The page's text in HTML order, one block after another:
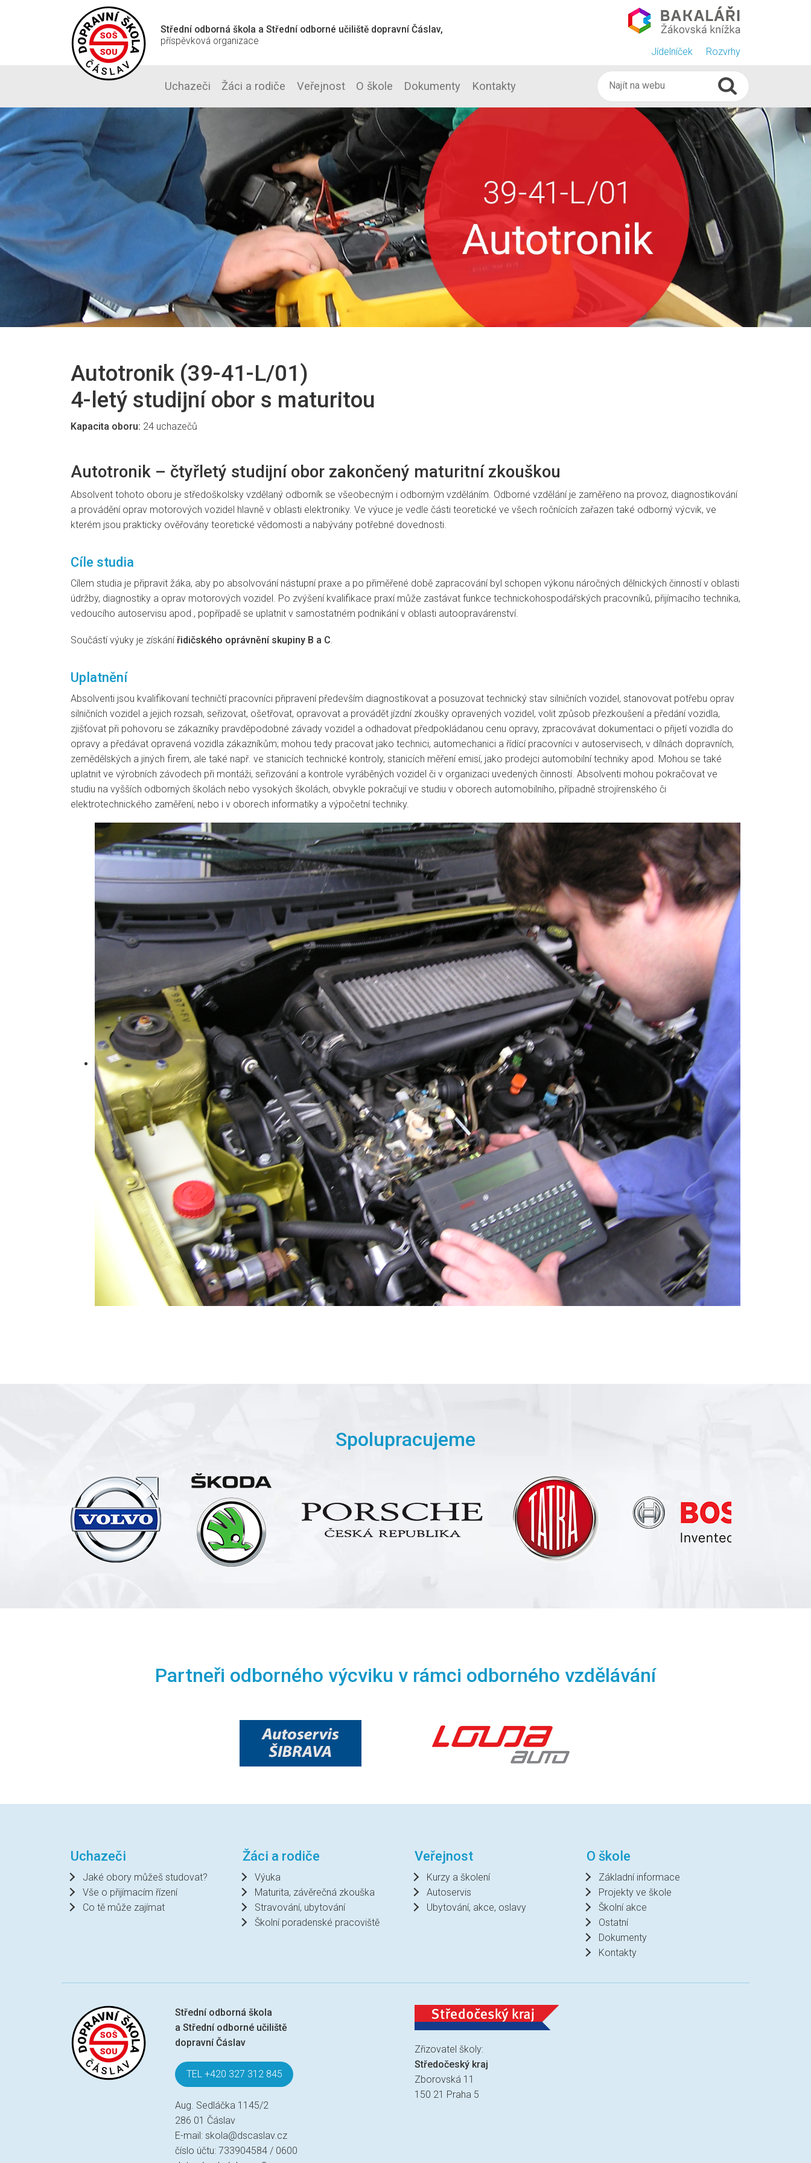
Střední odborná škola a Střední odborné učiliště dopravní Čáslav,
příspěvková organizace
Jídelníček
Rozvrhy
Uchazeči Žáci a rodiče Veřejnost O škole Dokumenty Kontakty
Autotronik (39-41-L/01)
4-letý studijní obor s maturitou
Kapacita oboru: 24 uchazečů
Autotronik – čtyřletý studijní obor zakončený maturitní zkouškou
Absolvent tohoto oboru je středoškolsky vzdělaný odborník se všeobecným i odborným vzděláním. Odborné vzdělání je zaměřeno na provoz, diagnostikování
a provádění oprav motorových vozidel hlavně v oblasti elektroniky. Ve výuce je vedle části teoretické ve všech ročnících zařazen také odborný výcvik, ve
kterém jsou prakticky ověřovány teoretické vědomosti a nabývány potřebné dovednosti.
Cíle studia
Cílem studia je připravit žáka, aby po absolvování nástupní praxe a po přiměřené době zapracování byl schopen výkonu náročných dělnických činností v oblasti
údržby, diagnostiky a oprav motorových vozidel. Po zvýšení kvalifikace praxí může zastávat funkce technickohospodářských pracovníků, přijímacího technika,
vedoucího autoservisu apod., popřípadě se uplatnit v samostatném podnikání v oblasti autoopravárenství.
Součástí výuky je získánířidičského oprávnění skupiny B a C
Uplatnění
Absolventi jsou kvalifikovaní techničtí pracovníci připravení především diagnostikovat a posuzovat technický stav silničních vozidel, stanovovat potřebu oprav
silničních vozidel a jejich rozsah, seřizovat, ošetřovat, opravovat a provádět jízdní zkoušky opravených vozidel, volit způsob přezkoušení a předání vozidla,
zjišťovat při pohovoru se zákazníky pravděpodobné závady vozidel a odhadovat předpokládanou cenu opravy, zpracovávat dokumentaci o přijetí vozidla do
opravy a předávat opravená vozidla zákazníkům; mohou tedy pracovat jako technici, automechanici a řídící pracovníci v autoservisech, v dílnách dopravních,
zemědělských a jiných firem, ale také např. ve stanicích technické kontroly, stanicích měření emisí, jako prodejci automobilní techniky apod. Mohou se také
uplatnit ve výrobních závodech při montáži, seřizování a kontrole vyráběných vozidel či v organizaci uvedených činností. Absolventi mohou pokračovat ve
studiu na vyšších odborných školách nebo vysokých školách, obvykle pokračují ve studiu v oborech automobilního, případně strojírenského či
elektrotechnického zaměření, nebo i v oborech informatiky a výpočetní techniky.
Spolupracujeme
Partneři odborného výcviku v rámci odborného vzdělávání
Uchazeči
Jaké obory můžeš studovat?
Vše o přijímacím řízení
Co tě může zajímat
Žáci a rodiče
Výuka
Maturita, závěrečná zkouška
Stravování, ubytování
Školní poradenské pracoviště
Veřejnost
Kurzy a školení
Autoservis
Ubytování, akce, oslavy
O škole
Základní informace
Projekty ve škole
Školní akce
Ostatní
Dokumenty
Kontakty
Střední odborná škola
a Střední odborné učiliště
dopravní Čáslav
TEL +420 327 312 845
Aug. Sedláčka 1145/2
286 01 Čáslav
E-mail:skola@dscaslav.cz
číslo účtu: 733904584 / 0600
Zřizovatel školy:
Středočeský kraj
Zborovská 11
150 21 Praha 5